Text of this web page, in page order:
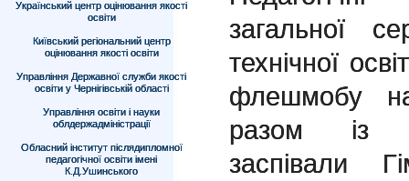
Український центр оцінювання якості
освіти
Київський регіональний центр
оцінювання якості освіти
Управління Державної служби якості
освіти у Чернігівській області
Управління освіти і науки
облдержадміністрації
Обласний інститут післядипломної
педагогічної освіти імені
К.Д.Ушинського
загальної
технічної
флешмобу
разом із
заспівали